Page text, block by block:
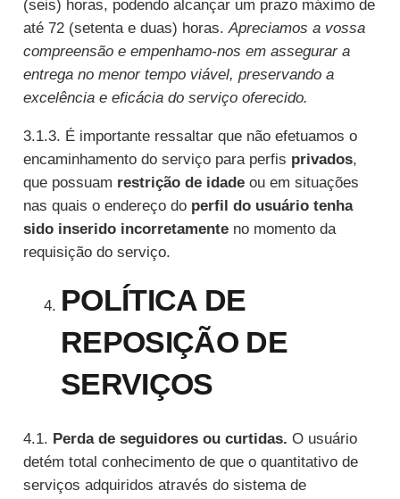
(seis) horas, podendo alcançar um prazo máximo de
até 72 (setenta e duas) horas. Apreciamos a vossa
compreensão e empenhamo-nos em assegurar a
entrega no menor tempo viável, preservando a
excelência e eficácia do serviço oferecido.
3.1.3. É importante ressaltar que não efetuamos o
encaminhamento do serviço para perfis privados,
que possuam restrição de idadeou em situações
nas quais o endereço do perfil do usuário tenha
sido inserido incorretamenteno momento da
requisição do serviço.
POLÍTICA DE
REPOSIÇÃO DE
SERVIÇOS
4.1. Perda de seguidores ou curtidas. O usuário
detém total conhecimento de que o quantitativo de
serviços adquiridos através do sistema de